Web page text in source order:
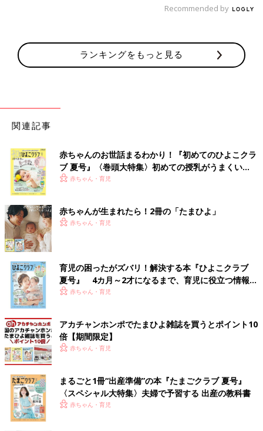
Recommended by
ランキングをもっと見る
関連記事
赤ちゃんのお世話まるわかり！『初めてのひよこクラ
ブ 夏号』〈巻頭大特集〉初めての授乳がうまくい
く！ おっぱい・ミルクの基本と夏のトラブル 解決テ
赤ちゃん・育児
赤ちゃんが生まれたら！2冊の「たまひよ」
赤ちゃん・育児
育児の困ったがズバリ！解決する本『ひよこクラブ
夏号』 4カ月～2才になるまで、育児に役立つ情報が
いっぱい！
赤ちゃん・育児
アカチャンホンポでたまひよ雑誌を買うとポイント10
倍【期間限定】
赤ちゃん・育児
まるごと1冊“出産準備”の本『たまごクラブ 夏号』
〈スペシャル大特集〉夫婦で予習する 出産の教科書
赤ちゃん・育児